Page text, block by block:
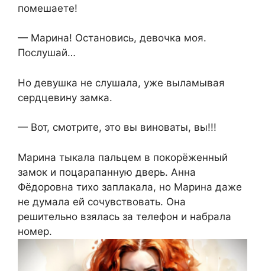
помешаете!
— Марина! Остановись, девочка моя.
Послушай…
Но девушка не слушала, уже выламывая
сердцевину замка.
— Вот, смотрите, это вы виноваты, вы!!!
Марина тыкала пальцем в покорёженный
замок и поцарапанную дверь. Анна
Фёдоровна тихо заплакала, но Марина даже
не думала ей сочувствовать. Она
решительно взялась за телефон и набрала
номер.